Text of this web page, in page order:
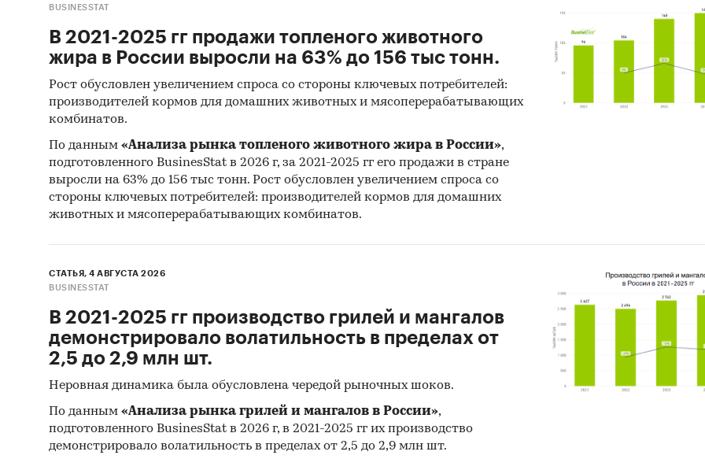
BUSINESSTAT
В 2021-2025 гг продажи топленого животного
жира в России выросли на 63% до 156 тыс тонн.
Рост обусловлен увеличением спроса со стороны ключевых потребителей:
производителей кормов для домашних животных и мясоперерабатывающих
комбинатов.
По данным «Анализа рынка топленого животного жира в России»,
подготовленного BusinesStat в 2026 г, за 2021-2025 гг его продажи в стране
выросли на 63% до 156 тыс тонн. Рост обусловлен увеличением спроса со
стороны ключевых потребителей: производителей кормов для домашних
животных и мясоперерабатывающих комбинатов.
СТАТЬЯ, 4 АВГУСТА 2026
BUSINESSTAT
В 2021-2025 гг производство грилей и мангалов
демонстрировало волатильность в пределах от
2,5 до 2,9 млн шт.
Неровная динамика была обусловлена чередой рыночных шоков.
По данным «Анализа рынка грилей и мангалов в России»,
подготовленного BusinesStat в 2026 г, в 2021-2025 гг их производство
демонстрировало волатильность в пределах от 2,5 до 2,9 млн шт.